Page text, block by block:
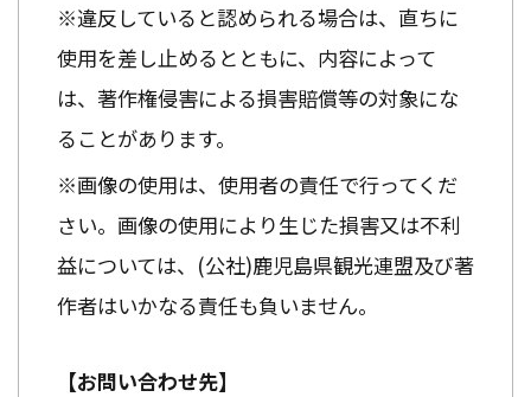
※違反していると認められる場合は、直ちに
使用を差し止めるとともに、内容によって
は、著作権侵害による損害賠償等の対象にな
ることがあります。
※画像の使用は、使用者の責任で行ってくだ
さい。画像の使用により生じた損害又は不利
益については、(公社)鹿児島県観光連盟及び著
作者はいかなる責任も負いません。
【お問い合わせ先】